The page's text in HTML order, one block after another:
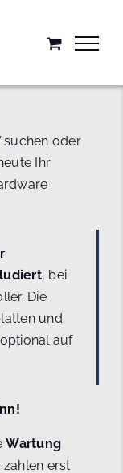
suchen oder
Ihr
, bei
Die
und
auf
Wartung
zahlen erst